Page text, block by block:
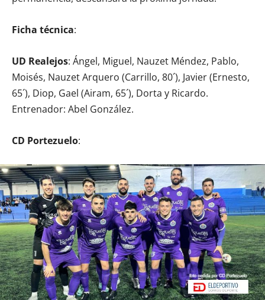
Ficha técnica:
UD Realejos: Ángel, Miguel, Nauzet Méndez, Pablo,
Moisés, Nauzet Arquero (Carrillo, 80´), Javier (Ernesto,
65´), Diop, Gael (Airam, 65´), Dorta y Ricardo.
Entrenador: Abel González.
CD Portezuelo: